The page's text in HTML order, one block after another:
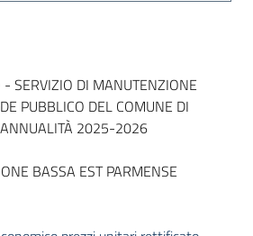
- SERVIZIO DI MANUTENZIONE
PUBBLICO DEL COMUNE DI
2025-2026
BASSA EST PARMENSE